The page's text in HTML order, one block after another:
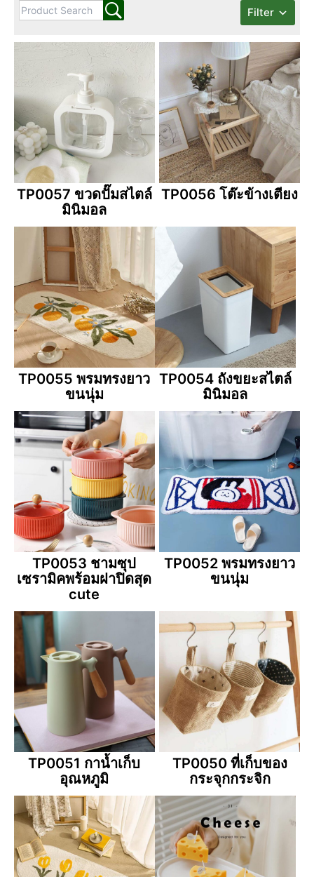
Filter
TP0057 ขวดปั๊มสไตล์
มินิมอล
TP0056 โต๊ะข้างเตียง
TP0055 พรมทรงยาว
ขนนุ่ม
TP0054 ถังขยะสไตล์
มินิมอล
TP0053 ชามซุป
เซรามิคพร้อมฝาปิดสุด
cute
TP0052 พรมทรงยาว
ขนนุ่ม
TP0051 กาน้ำเก็บ
อุณหภูมิ
TP0050 ที่เก็บของ
กระจุกกระจิก